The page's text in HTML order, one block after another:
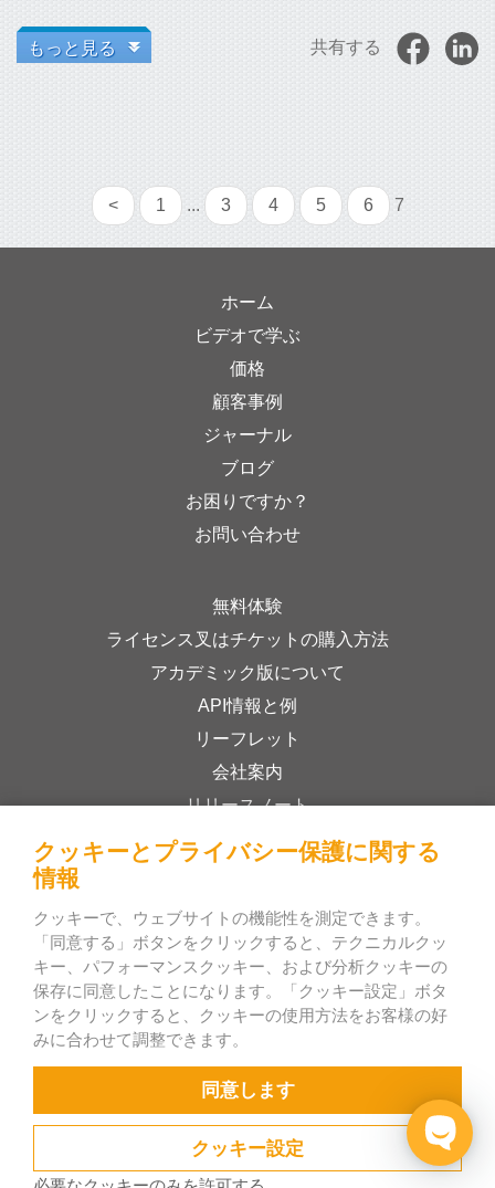
もっと見る 共有する
< 1 ... 3 4 5 6 7
ホーム
ビデオで学ぶ
価格
顧客事例
ジャーナル
ブログ
お困りですか？
お問い合わせ
無料体験
ライセンス叉はチケットの購入方法
アカデミック版について
API情報と例
リーフレット
会社案内
リリースノート
オンラインストア
Bee Interactive s.r.o.
U Pekarky 484/1a
180 00 Prague 8 – Liben
Czech Republic
クッキーとプライバシー保護に関する
情報
クッキーで、ウェブサイトの機能性を測定できます。
「同意する」ボタンをクリックすると、テクニカルクッ
キー、パフォーマンスクッキー、および分析クッキーの
保存に同意したことになります。「クッキー設定」ボタ
ンをクリックすると、クッキーの使用方法をお客様の好
みに合わせて調整できます。
同意します
クッキー設定